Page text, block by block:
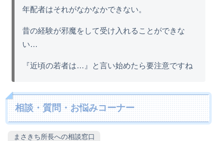
年配者はそれがなかなかできない。
昔の経験が邪魔をして受け入れることができな
い…
『近頃の若者は…』と言い始めたら要注意ですね
相談・質問・お悩みコーナー
まさきち所長への相談窓口